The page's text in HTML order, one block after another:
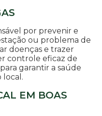
por prevenir e
ou problema de
doenças e trazer
controle eficaz de
garantir a saúde
local.
EM BOAS